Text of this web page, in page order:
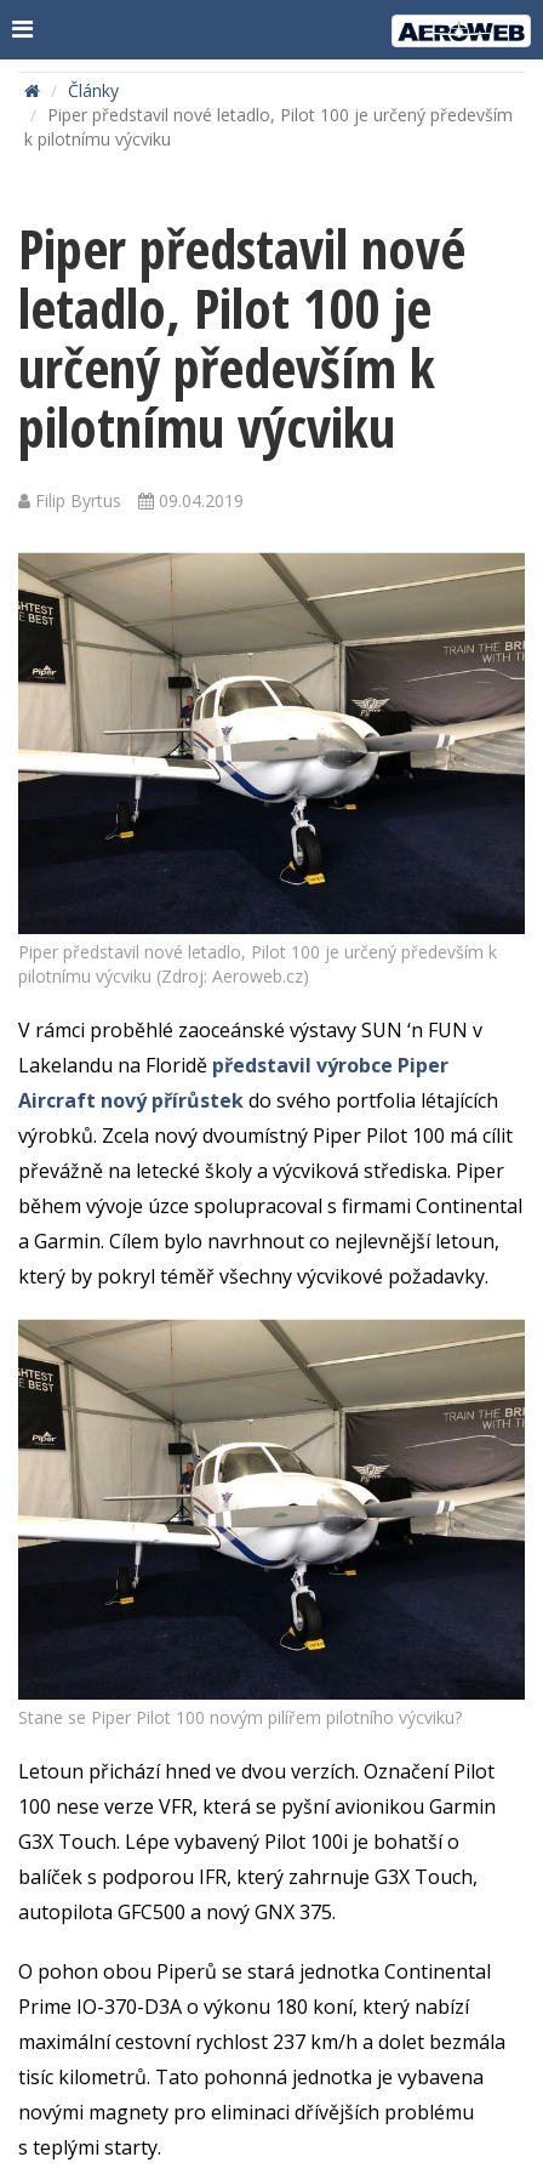
Články
Piper představil nové letadlo, Pilot 100 je určený především
k pilotnímu výcviku
Piper představil nové
letadlo, Pilot 100 je
určený především k
pilotnímu výcviku
Filip Byrtus 09.04.2019
Piper představil nové letadlo, Pilot 100 je určený především k
pilotnímu výcviku (Zdroj: Aeroweb.cz)
V rámci proběhlé zaoceánské výstavy SUN ‘n FUN v
Lakelandu na Floridě představil výrobce Piper
Aircraft nový přírůstekdo svého portfolia létajících
výrobků. Zcela nový dvoumístný Piper Pilot 100 má cílit
převážně na letecké školy a výcviková střediska. Piper
během vývoje úzce spolupracoval s firmami Continental
a Garmin. Cílem bylo navrhnout co nejlevnější letoun,
který by pokryl téměř všechny výcvikové požadavky.
Stane se Piper Pilot 100 novým pilířem pilotního výcviku?
Letoun přichází hned ve dvou verzích. Označení Pilot
100 nese verze VFR, která se pyšní avionikou Garmin
G3X Touch. Lépe vybavený Pilot 100i je bohatší o
balíček s podporou IFR, který zahrnuje G3X Touch,
autopilota GFC500 a nový GNX 375.
O pohon obou Piperů se stará jednotka Continental
Prime IO-370-D3A o výkonu 180 koní, který nabízí
maximální cestovní rychlost 237 km/h a dolet bezmála
tisíc kilometrů. Tato pohonná jednotka je vybavena
novými magnety pro eliminaci dřívějších problému
s teplými starty.